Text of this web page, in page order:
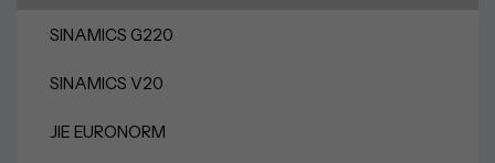
SINAMICS G220
SINAMICS V20
JIE EURONORM